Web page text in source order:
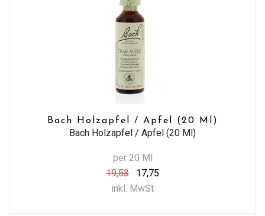
Bach Holzapfel / Apfel (20 Ml)
Bach Holzapfel / Apfel (20 Ml)
per 20 Ml
19,53
17,75
inkl. MwSt